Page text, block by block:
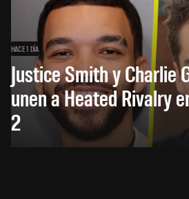
HACE 1 DÍA
Justice Smith y Charlie
unen a Heated Rivalry
2